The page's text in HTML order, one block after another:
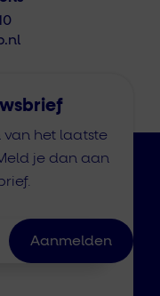
het laatste
je dan aan